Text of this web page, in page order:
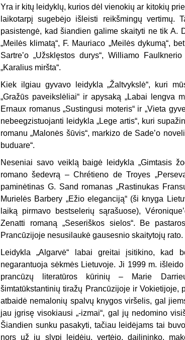
Yra ir kitų leidyklų, kurios dėl vienokių ar kitokių
laikotarpį sugebėjo išleisti reikšmingų vertimų.
pasistengė, kad šiandien galime skaityti ne tik A.
„Meilės klimatą“, F. Mauriaco „Meilės dykumą“,
Sartreʼo „Užsklęstos durys“, Williamo
„Karalius miršta“.
Kiek ilgiau gyvavo leidykla „Žaltvykslė“, kuri
„Gražūs paveikslėliai“ ir apysaką „Labai lengva
Ernaux romanus „Sustingusi moteris“ ir „Vieta
nebeegzistuojanti leidykla „Lege artis“, kuri
romanu „Malonės šūvis“, markizo de Sadeʼo
buduare“.
Neseniai savo veiklą baigė leidykla „Gimtasis
romano šedevrą – Chrétieno de Troyes
paminėtinas G. Sand romanas „Rastinukas
Murielės Barbery „Ežio eleganciją“ (ši knyga
laiką pirmavo bestselerių sąrašuose),
Zenatti romaną „Seseriškos sielos“. Be
Prancūzijoje nesusilaukė gausesnio skaitytojų rato.
Leidykla „Algarvė“ labai greitai įsitikino, kad
negarantuoja sėkmės Lietuvoje. Ji 1999 m.
prancūzų literatūros kūrinių – Marie
šimtatūkstantinių tiražų Prancūzijoje ir
atbaidė nemalonių spalvų knygos viršelis, gal
jau įgrisę visokiausi „-izmai“, gal jų nedomino
Šiandien sunku pasakyti, tačiau leidėjams tai
nors už jų slypi leidėjų, vertėjo, dailininko,